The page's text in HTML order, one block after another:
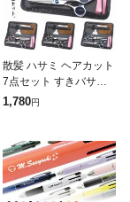
散髪 ハサミ ヘアカット
7点セット すきバサミ
くし セルフカット セッ
前髪
1,780円